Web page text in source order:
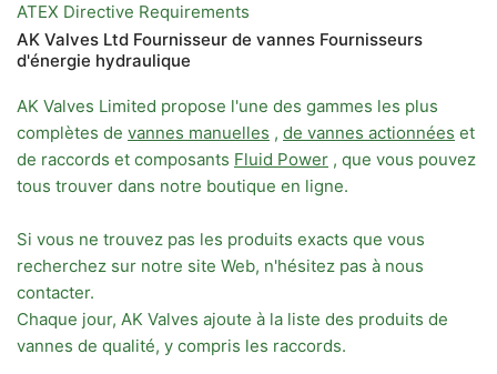
ATEX Directive Requirements
AK Valves Ltd Fournisseur de vannes Fournisseurs
d'énergie hydraulique
AK Valves Limited propose l'une des gammes les plus
complètes de vannes manuelles , de vannes actionnées et
de raccords et composants Fluid Power , que vous pouvez
tous trouver dans notre boutique en ligne.
Si vous ne trouvez pas les produits exacts que vous
recherchez sur notre site Web, n'hésitez pas à nous
contacter.
Chaque jour, AK Valves ajoute à la liste des produits de
vannes de qualité, y compris les raccords.